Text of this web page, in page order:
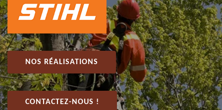
NOS RÉALISATIONS
CONTACTEZ-NOUS !